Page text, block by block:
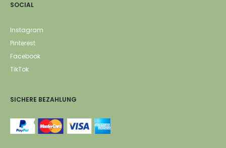
SOCIAL
Instagram
Pinterest
Facebook
TikTok
SICHERE BEZAHLUNG